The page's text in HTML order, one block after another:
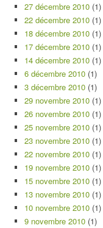
27 décembre 2010 (1)
22 décembre 2010 (1)
18 décembre 2010 (1)
17 décembre 2010 (1)
14 décembre 2010 (1)
6 décembre 2010 (1)
3 décembre 2010 (1)
29 novembre 2010 (1)
26 novembre 2010 (1)
25 novembre 2010 (1)
23 novembre 2010 (1)
22 novembre 2010 (1)
19 novembre 2010 (1)
15 novembre 2010 (1)
13 novembre 2010 (1)
10 novembre 2010 (1)
9 novembre 2010 (1)